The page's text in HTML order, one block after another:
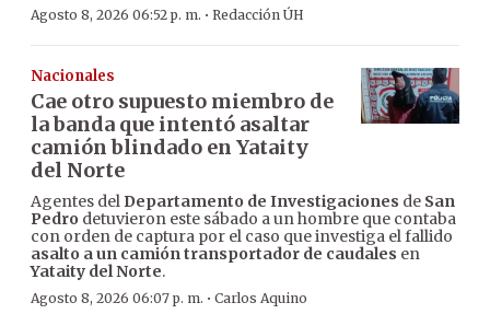
Agosto 8, 2026 06:52 p. m. · Redacción ÚH
Nacionales
Cae otro supuesto miembro de
la banda que intentó asaltar
camión blindado en Yataity
del Norte
Agentes del Departamento de Investigaciones de San
Pedro detuvieron este sábado a un hombre que contaba
con orden de captura por el caso que investiga el fallido
asalto a un camión transportador de caudales en
Yataity del Norte.
Agosto 8, 2026 06:07 p. m. · Carlos Aquino